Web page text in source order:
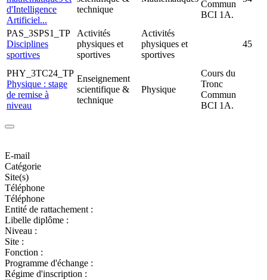
d'Intelligence
Artificiel...
technique
Commun
BCI 1A.
PAS_3SPS1_TP
Disciplines
sportives
Activités
physiques et
sportives
Activités
physiques et
sportives
45
PHY_3TC24_TP
Physique : stage
de remise à
niveau
Enseignement
scientifique &
technique
Physique
Cours du
Tronc
Commun
BCI 1A.
E-mail
Catégorie
Site(s)
Téléphone
Téléphone
Entité de rattachement :
Libelle diplôme :
Niveau :
Site :
Fonction :
Programme d'échange :
Régime d'inscription :